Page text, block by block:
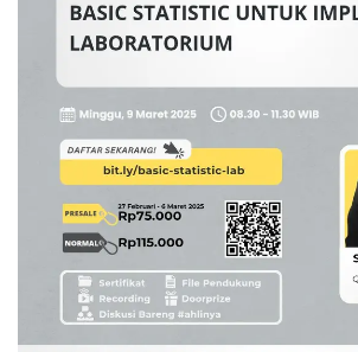
MIKROBIOLOGI (ONLINE